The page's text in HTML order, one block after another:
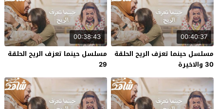
00:40:37
مسلسل حينما تعزف الريح الحلقة
30 والاخيرة
00:38:43
مسلسل حينما تعزف الريح الحلقة
29